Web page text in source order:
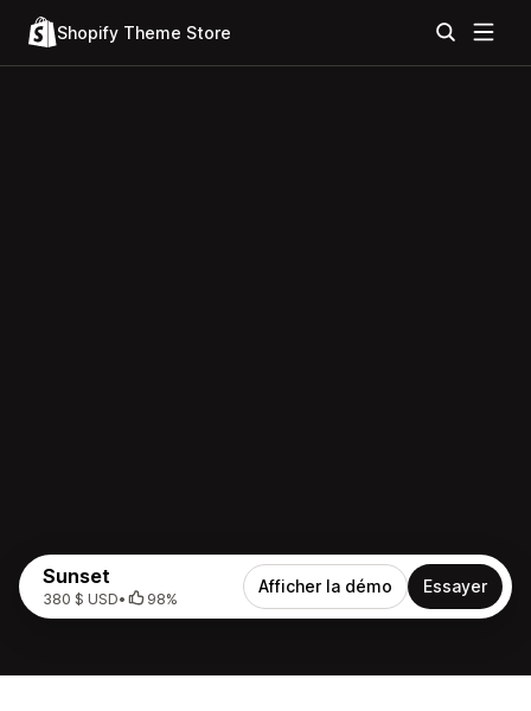
Shopify Theme Store
Sunset
380 $ USD• 98%
Afficher la démo Essayer